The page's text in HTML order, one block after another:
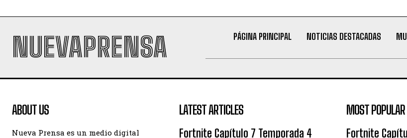
NUEVAPRENSA PÁGINA PRINCIPAL NOTICIAS DESTACADAS
ABOUT US
Nueva Prensa es un medio digital
LATEST ARTICLES
Fortnite Capítulo 7 Temporada 4
MOST POPULAR
Fortnite